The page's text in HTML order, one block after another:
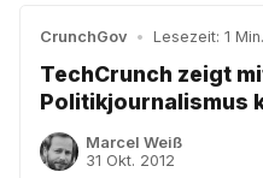
CrunchGov • Lesezeit: 1 Min.
TechCrunch zeigt
Politikjournalismus
Marcel Weiß
31 Okt. 2012